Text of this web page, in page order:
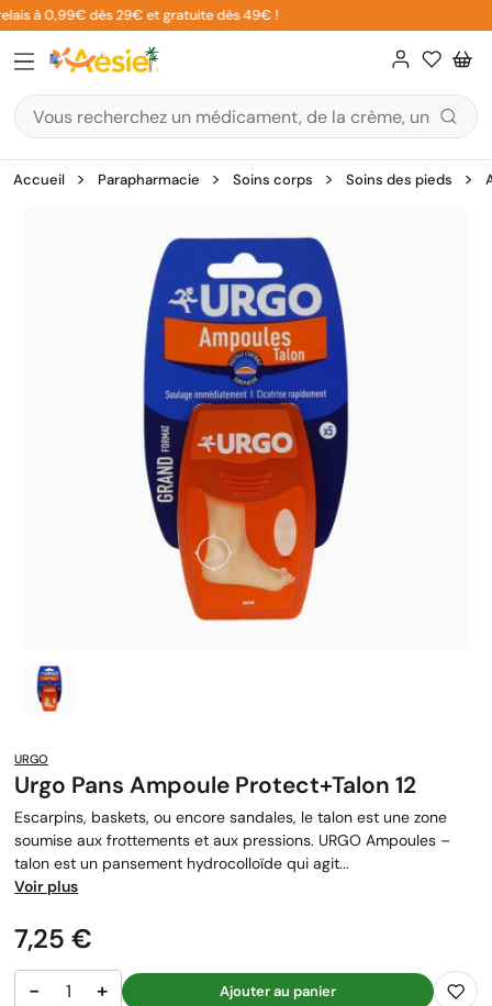
Aller
au
contenu
à 0,99€ dès 29€ et gratuite dès 49€ !
Accueil Parapharmacie Soins corps Soins des pieds
URGO
Urgo Pans Ampoule Protect+talon 12
Escarpins, baskets, ou encore sandales, le talon est une zone
soumise aux frottements et aux pressions. URGO Ampoules –
talon est un pansement hydrocolloïde qui agit...
Voir plus
Prix
7,25 €
− + Ajouter au panier